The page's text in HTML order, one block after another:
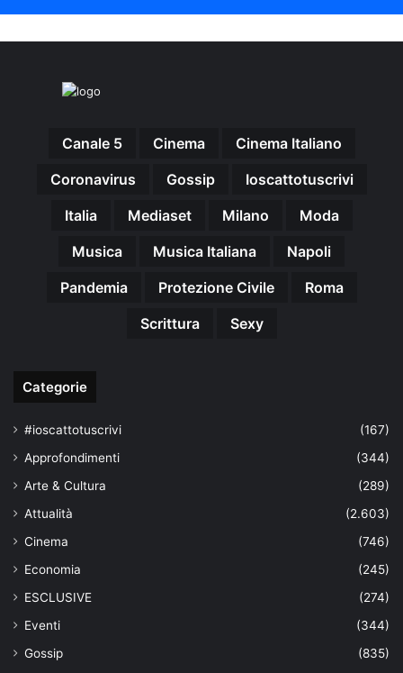
Canale 5 Cinema
Cinema Italiano
Coronavirus
Gossip
Ioscattotuscrivi
Italia
Mediaset Milano
Moda
Musica
Musica Italiana
Napoli
Pandemia
Protezione Civile
Roma
Scrittura
Sexy
Categorie
#ioscattotuscrivi
(167)
Approfondimenti
(344)
Arte & Cultura
(289)
Attualità
(2.603)
Cinema
(746)
Economia
(245)
ESCLUSIVE
(274)
Eventi
(344)
Gossip
(835)